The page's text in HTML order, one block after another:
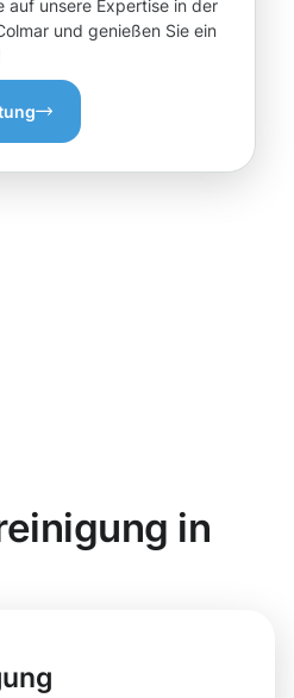
auf unsere Expertise in der
und genießen Sie ein
in